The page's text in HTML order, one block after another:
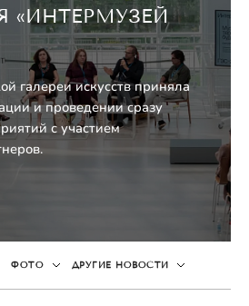
«ИНТЕРМУЗЕЙ
галереи искусств приняла
и проведении сразу
с участием
ФОТО ДРУГИЕ НОВОСТИ